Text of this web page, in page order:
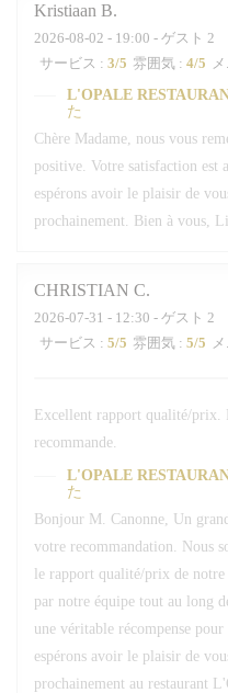
Kristiaan B
2026-08-02 - 19:00 - ゲスト 2
サービス : 3/5 雰囲気 : 4/5
L'OPALE
た
Chère Madame, nous vous
positive. Votre satisfaction est
espérons avoir le plaisir de
prochainement. Bien à vous,
CHRISTIAN C
2026-07-31 - 12:30 - ゲスト 2
サービス : 5/5 雰囲気 : 5/5
Excellent rapport qualité/prix.
recommande.
L'OPALE
た
Bonjour M. Canonne, Un
votre recommandation. Nous
le rapport qualité/prix de
par notre équipe tout au long
une véritable récompense
espérons avoir le plaisir de
prochainement au restaurant